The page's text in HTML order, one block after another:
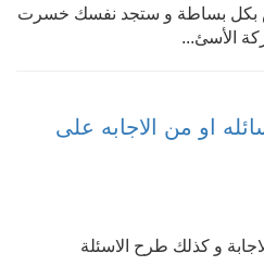
بكل بساطة و ستجد نفسك خسرت
الأسئ...
او من الاجابه على
و كذلك طرح الاسئلة